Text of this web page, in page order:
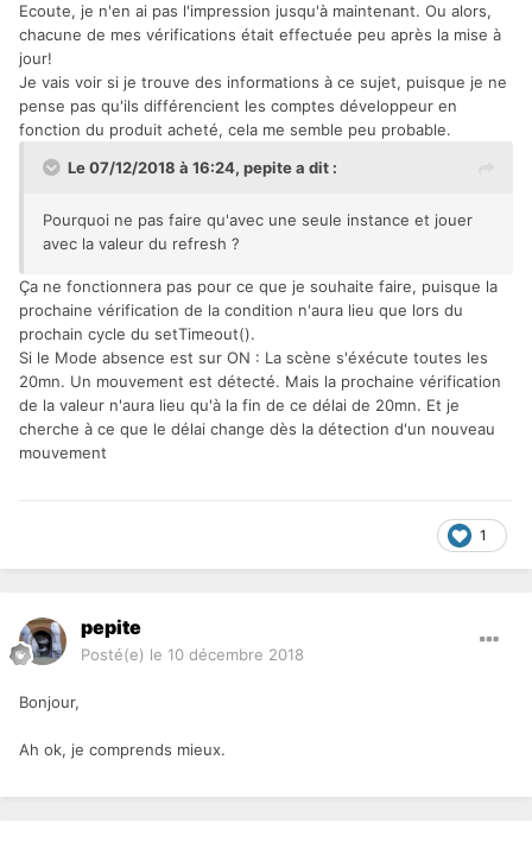
Ecoute, je n'en ai pas l'impression jusqu'à maintenant. Ou alors,
chacune de mes vérifications était effectuée peu après la mise à
jour!
Je vais voir si je trouve des informations à ce sujet, puisque je ne
pense pas qu'ils différencient les comptes développeur en
fonction du produit acheté, cela me semble peu probable.
Le 07/12/2018 à 16:24, pepitea dit :
Pourquoi ne pas faire qu'avec une seule instance et jouer
avec la valeur du refresh ?
Ça ne fonctionnera pas pour ce que je souhaite faire, puisque la
prochaine vérification de la condition n'aura lieu que lors du
prochain cycle du setTimeout().
Si le Mode absence est sur ON : La scène s'éxécute toutes les
20mn. Un mouvement est détecté. Mais la prochaine vérification
de la valeur n'aura lieu qu'à la fin de ce délai de 20mn. Et je
cherche à ce que le délai change dès la détection d'un nouveau
mouvement
1
pepite
Posté(e) le 10 décembre 2018
Bonjour,
Ah ok, je comprends mieux.